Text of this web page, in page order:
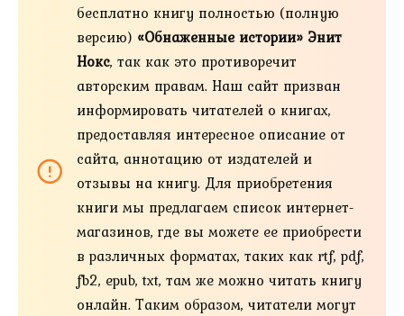
бесплатно книгу полностью (полную
версию) «Обнаженные истории» Энит
Нокс, так как это противоречит
авторским правам. Наш сайт призван
информировать читателей о книгах,
предоставляя интересное описание от
сайта, аннотацию от издателей и
отзывы на книгу. Для приобретения
книги мы предлагаем список интернет-
магазинов, где вы можете ее приобрести
в различных форматах, таких как rtf, pdf,
fb2, epub, txt, там же можно читать книгу
онлайн. Таким образом, читатели могут